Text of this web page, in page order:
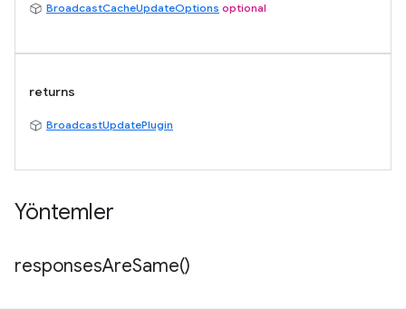
BroadcastCacheUpdateOptions optional
returns
BroadcastUpdatePlugin
Yöntemler
responsesAreSame()